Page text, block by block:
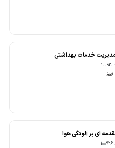
خدمات بهداشتی
ای بر آلودگی هوا